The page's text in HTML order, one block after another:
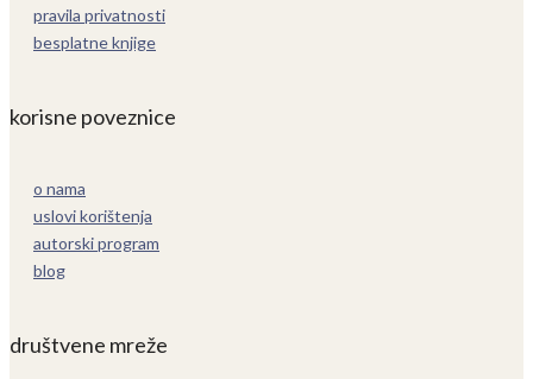
pravila privatnosti
besplatne knjige
korisne poveznice
o nama
uslovi korištenja
autorski program
blog
društvene mreže